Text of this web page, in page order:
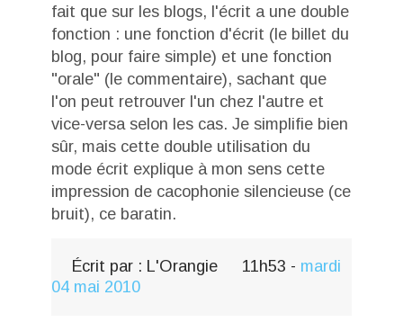
fait que sur les blogs, l'écrit a une double
fonction : une fonction d'écrit (le billet du
blog, pour faire simple) et une fonction
"orale" (le commentaire), sachant que
l'on peut retrouver l'un chez l'autre et
vice-versa selon les cas. Je simplifie bien
sûr, mais cette double utilisation du
mode écrit explique à mon sens cette
impression de cacophonie silencieuse (ce
bruit), ce baratin.
Écrit par : L'Orangie 11h53 - mardi
04 mai 2010